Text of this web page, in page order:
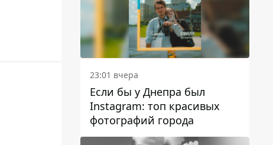
23:01 вчера
Если бы у Днепра был
Instagram: топ красивых
фотографий города